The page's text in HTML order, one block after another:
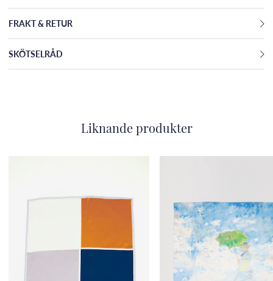
FRAKT & RETUR
SKÖTSELRÅD
Liknande produkter